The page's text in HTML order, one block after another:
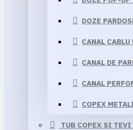
DOZE
CANAL CABLU
CANAL DE
CANAL
COPEX
TUB COPEX SI TEVI